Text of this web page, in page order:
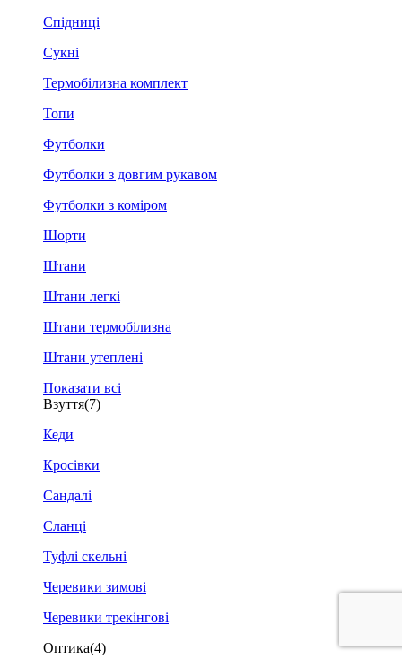
Спідниці
Сукні
Термобілизна комплект
Топи
Футболки
Футболки з довгим рукавом
Футболки з коміром
Шорти
Штани
Штани легкі
Штани термобілизна
Штани утеплені
Показати всі
Взуття(7)
Кеди
Кросівки
Сандалі
Сланці
Туфлі скельні
Черевики зимові
Черевики трекінгові
Оптика(4)